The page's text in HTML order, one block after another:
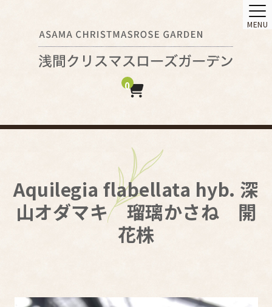
0
MENU
Aquilegia flabellata hyb. 深
山オダマキ 瑠璃かさね 開
花株